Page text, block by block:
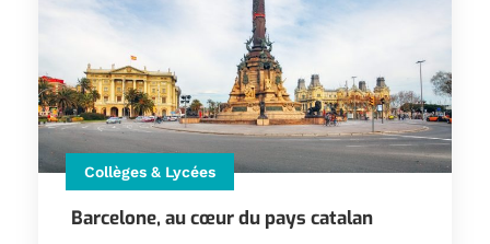
Collèges & Lycées
Barcelone, au cœur du pays catalan